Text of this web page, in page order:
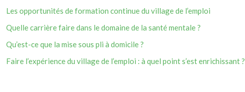
Les opportunités de formation continue du village de l’emploi
Quelle carrière faire dans le domaine de la santé mentale ?
Qu’est-ce que la mise sous pli à domicile ?
Faire l’expérience du village de l’emploi : à quel point s’est enrichissant ?